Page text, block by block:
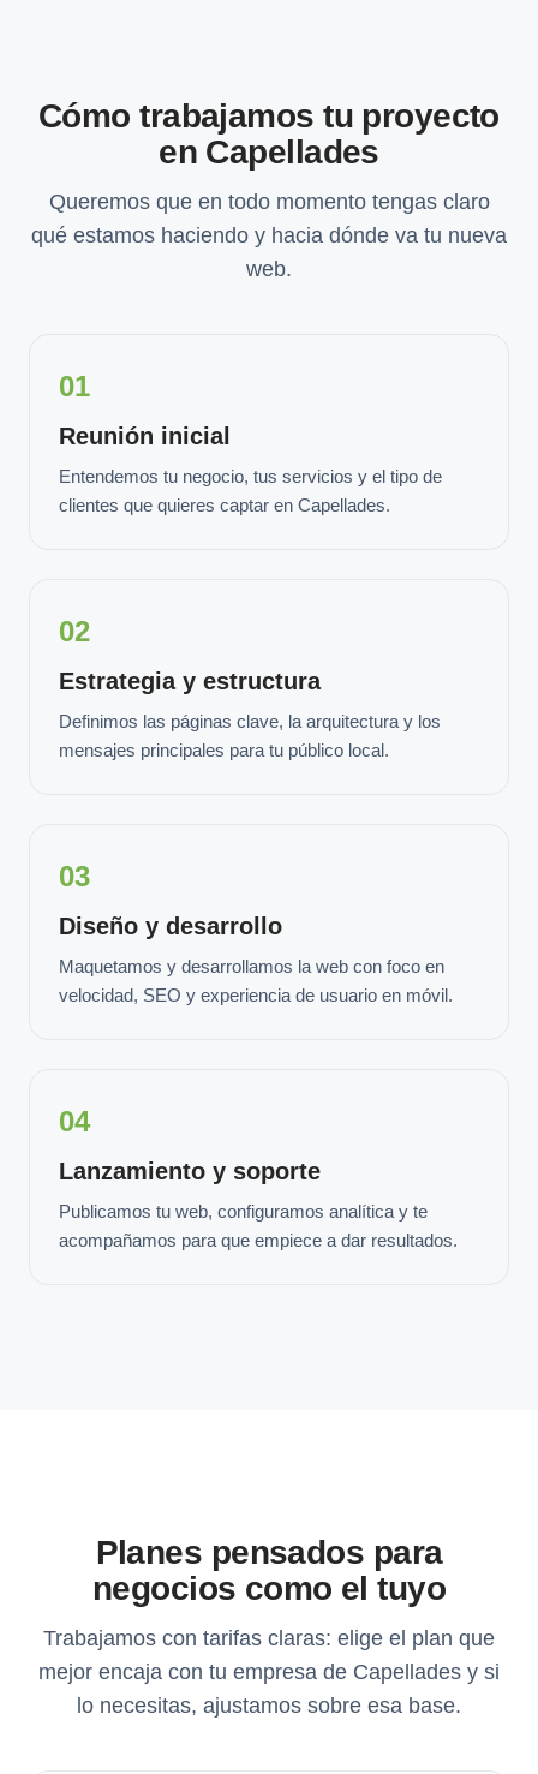
Cómo trabajamos tu proyecto
en Capellades
Queremos que en todo momento tengas claro
qué estamos haciendo y hacia dónde va tu nueva
web.
01
Reunión inicial
Entendemos tu negocio, tus servicios y el tipo de
clientes que quieres captar en Capellades.
02
Estrategia y estructura
Definimos las páginas clave, la arquitectura y los
mensajes principales para tu público local.
03
Diseño y desarrollo
Maquetamos y desarrollamos la web con foco en
velocidad, SEO y experiencia de usuario en móvil.
04
Lanzamiento y soporte
Publicamos tu web, configuramos analítica y te
acompañamos para que empiece a dar resultados.
Planes pensados para
negocios como el tuyo
Trabajamos con tarifas claras: elige el plan que
mejor encaja con tu empresa de Capellades y si
lo necesitas, ajustamos sobre esa base.